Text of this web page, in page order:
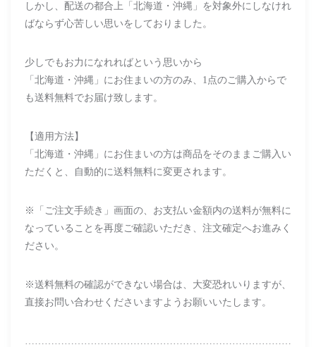
しかし、配送の都合上「北海道・沖縄」を対象外にしなけれ
ばならず心苦しい思いをしておりました。
少しでもお力になれればという思いから
「北海道・沖縄」にお住まいの方のみ、1点のご購入からで
も送料無料でお届け致します。
【適用方法】
「北海道・沖縄」にお住まいの方は商品をそのままご購入い
ただくと、自動的に送料無料に変更されます。
※「ご注文手続き」画面の、お支払い金額内の送料が無料に
なっていることを再度ご確認いただき、注文確定へお進みく
ださい。
※送料無料の確認ができない場合は、大変恐れいりますが、
直接お問い合わせくださいますようお願いいたします。
………………………………………………………………………